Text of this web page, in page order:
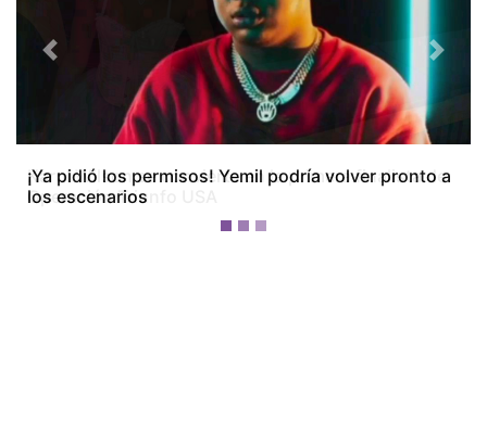
Karol Wilson se convierte en la primera finalista de
Operación Triunfo USA
Previous Next